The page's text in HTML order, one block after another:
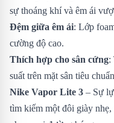
sự thoáng khí và êm ái
Đệm giữa êm ái: Lớp
cường độ cao.
Thích hợp cho sân cứng:
suất trên mặt sân tiêu
Nike Vapor Lite 3 – Sự
tìm kiếm một đôi giày nhẹ,